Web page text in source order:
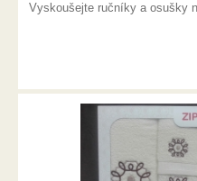
Vyskoušejte ručníky a osušky